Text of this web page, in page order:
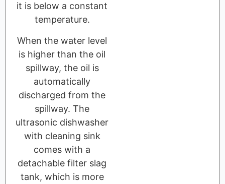
it is below a constant
temperature.
When the water level
is higher than the oil
spillway, the oil is
automatically
discharged from the
spillway. The
ultrasonic dishwasher
with cleaning sink
comes with a
detachable filter slag
tank, which is more